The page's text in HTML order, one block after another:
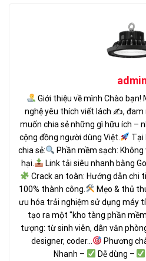
admin
Giới thiệu về mình Chào
nghệ yêu thích viết lách ✍, đam
muốn chia sẻ những gì hữu ích –
cộng đồng người dùng Việt.
Tại
chia sẻ:
Phần mềm sạch:
hại.
Link tải siêu nhanh bằng
Crack an toàn: Hướng dẫn chi
100% thành công.
Mẹo & thủ
ưu hóa trải nghiệm sử dụng máy
tạo ra một "kho tàng phần
tượng: từ sinh viên, dân văn
designer, coder...
Phương
Nhanh –
Dễ dùng –